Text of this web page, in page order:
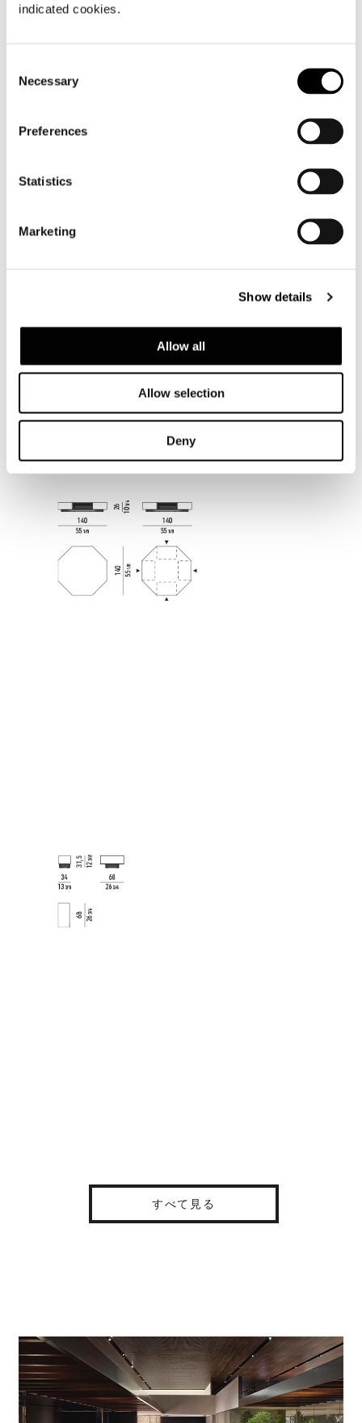
indicated cookies.
Selection
Necessary
Preferences
Statistics
Marketing
Show details
Allow all
Allow selection
Deny
すべて見る